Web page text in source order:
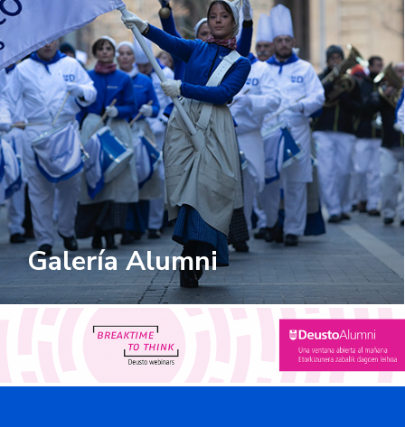
Galería Alumni